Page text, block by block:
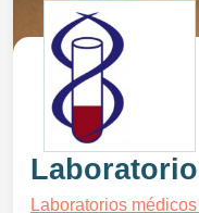
Laboratorios